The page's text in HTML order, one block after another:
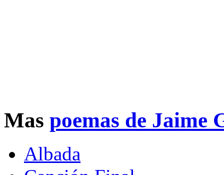
Mas poemas de Jaime
Albada